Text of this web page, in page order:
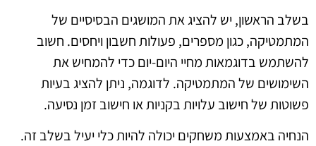
בשלב הראשון, יש להציג את המושגים הבסיסיים של
המתמטיקה, כגון מספרים, פעולות חשבון ויחסים. חשוב
להשתמש בדוגמאות מחיי היום-יום כדי להמחיש את
השימושים של המתמטיקה. לדוגמה, ניתן להציג בעיות
פשוטות של חישוב עלויות בקניות או חישוב זמן נסיעה.
הנחיה באמצעות משחקים יכולה להיות כלי יעיל בשלב זה.